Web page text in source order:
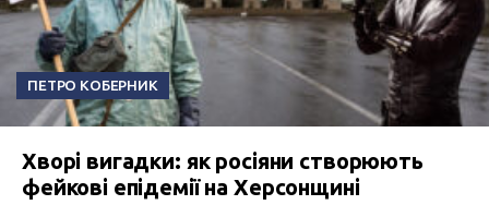
ПЕТРО КОБЕРНИК
Хворі вигадки: як росіяни створюють
фейкові епідемії на Херсонщині